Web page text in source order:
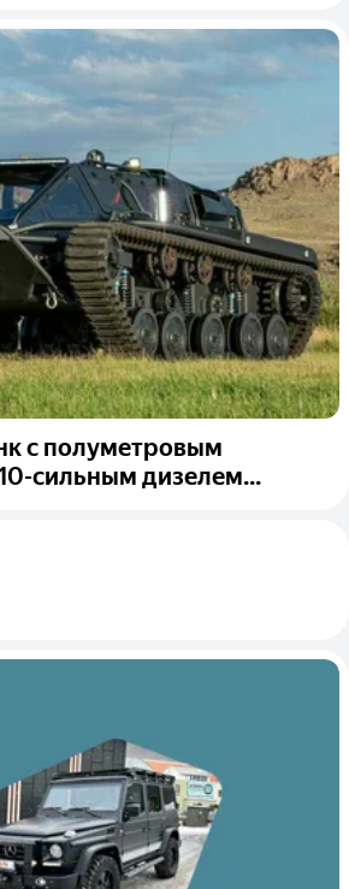
с полуметровым
сильным дизелем...